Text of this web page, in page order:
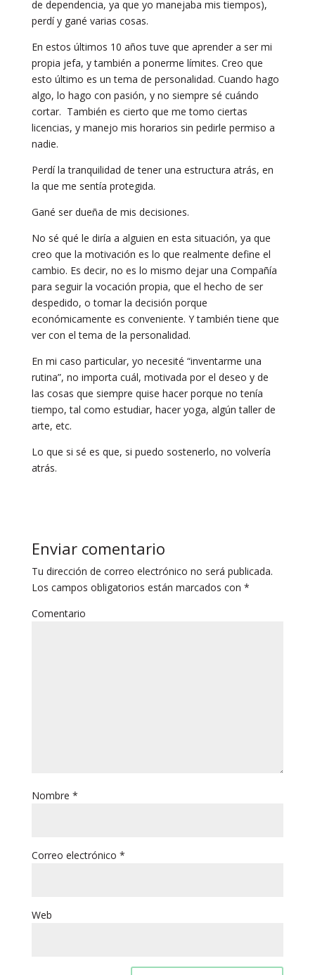
de dependencia, ya que yo manejaba mis tiempos),
perdí y gané varias cosas.
En estos últimos 10 años tuve que aprender a ser mi
propia jefa, y también a ponerme límites. Creo que
esto último es un tema de personalidad. Cuando hago
algo, lo hago con pasión, y no siempre sé cuándo
cortar. También es cierto que me tomo ciertas
licencias, y manejo mis horarios sin pedirle permiso a
nadie.
Perdí la tranquilidad de tener una estructura atrás, en
la que me sentía protegida.
Gané ser dueña de mis decisiones.
No sé qué le diría a alguien en esta situación, ya que
creo que la motivación es lo que realmente define el
cambio. Es decir, no es lo mismo dejar una Compañía
para seguir la vocación propia, que el hecho de ser
despedido, o tomar la decisión porque
económicamente es conveniente. Y también tiene que
ver con el tema de la personalidad.
En mi caso particular, yo necesité “inventarme una
rutina”, no importa cuál, motivada por el deseo y de
las cosas que siempre quise hacer porque no tenía
tiempo, tal como estudiar, hacer yoga, algún taller de
arte, etc.
Lo que si sé es que, si puedo sostenerlo, no volvería
atrás.
Enviar comentario
Tu dirección de correo electrónico no será publicada.
Los campos obligatorios están marcados con *
Comentario
Nombre *
Correo electrónico *
Web